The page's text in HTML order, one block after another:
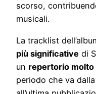
scorso,
musicali.
La tracklist
più significative di
un repertorio molto
periodo che va